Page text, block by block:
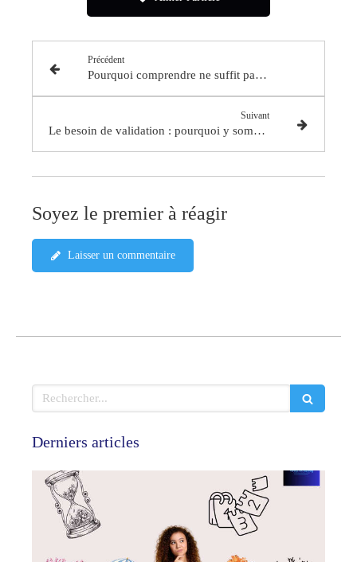
Précédent
Pourquoi comprendre ne suffit pas pour changer
Suivant
Le besoin de validation : pourquoi y sommes nous aussi sensible
Soyez le premier à réagir
Laisser un commentaire
Rechercher
Derniers articles